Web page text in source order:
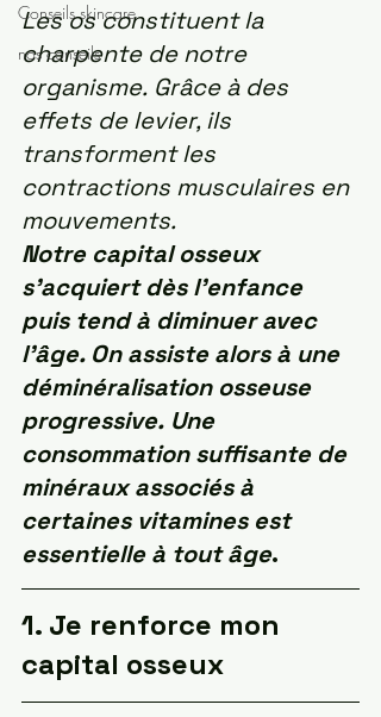
Conseils skincare
nos conseils
Les os constituent la
charpente de notre
organisme. Grâce à des
effets de levier, ils
transforment les
contractions musculaires en
mouvements.
Notre capital osseux
s’acquiert dès l’enfance
puis tend à diminuer avec
l’âge. On assiste alors à une
déminéralisation osseuse
progressive. Une
consommation suffisante de
minéraux associés à
certaines vitamines est
essentielle à tout âge.
1. Je renforce mon
capital osseux